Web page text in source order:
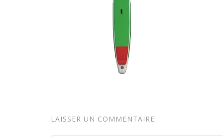
LAISSER UN COMMENTAIRE